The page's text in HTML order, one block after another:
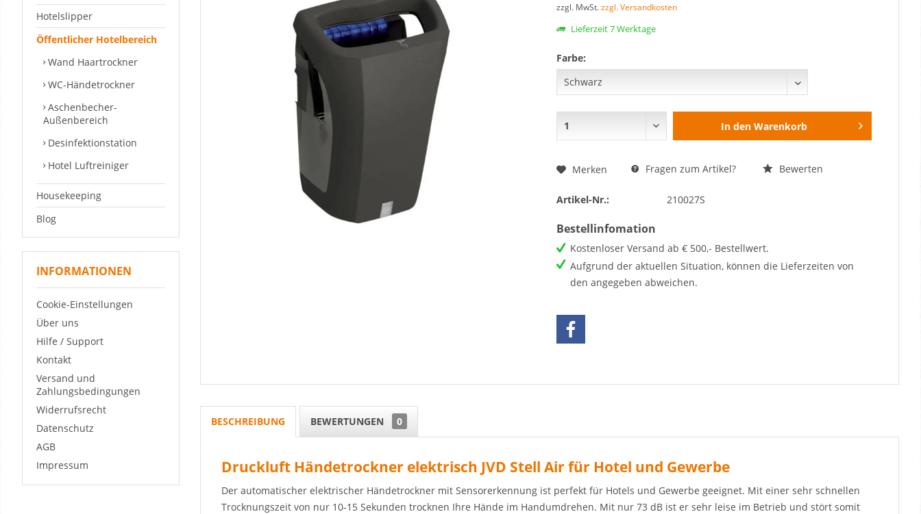
Hotelslipper
Öffentlicher Hotelbereich
Wand Haartrockner
WC-Händetrockner
Aschenbecher-
Außenbereich
Desinfektionstation
Hotel Luftreiniger
Housekeeping
Blog
INFORMATIONEN
Cookie-Einstellungen
Über uns
Hilfe / Support
Kontakt
Versand und
Zahlungsbedingungen
Widerrufsrecht
Datenschutz
AGB
Impressum
zzgl. MwSt.zzgl. Versandkosten
Lieferzeit 7 Werktage
Farbe:
In den Warenkorb
Merken Fragen zum Artikel? Bewerten
Artikel-Nr.: 210027S
Bestellinfomation
Kostenloser Versand ab € 500,- Bestellwert.
Aufgrund der aktuellen Situation, können die Lieferzeiten von
den angegeben abweichen.
BESCHREIBUNG BEWERTUNGEN 0
Druckluft Händetrockner elektrisch JVD Stell Air für Hotel und Gewerbe
Der automatischer elektrischer Händetrockner mit Sensorerkennung ist perfekt für Hotels und Gewerbe geeignet. Mit einer sehr schnellen
Trocknungszeit von nur 10-15 Sekunden trocknen Ihre Hände im Handumdrehen. Mit nur 73 dB ist er sehr leise im Betrieb und stört somit